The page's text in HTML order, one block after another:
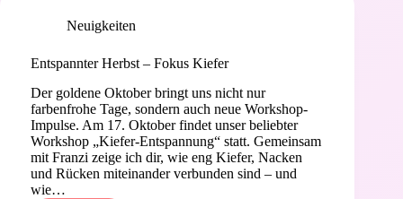
Vorfreude
Neuigkeiten
Entspannter Herbst – Fokus Kiefer
Der goldene Oktober bringt uns nicht nur
farbenfrohe Tage, sondern auch neue Workshop-
Impulse. Am 17. Oktober findet unser beliebter
Workshop „Kiefer-Entspannung“ statt. Gemeinsam
mit Franzi zeige ich dir, wie eng Kiefer, Nacken
und Rücken miteinander verbunden sind – und
wie…